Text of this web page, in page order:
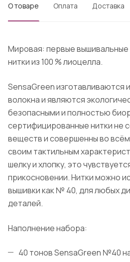
О товаре Оплата Доставка
Мировая: первые вышивальные
нитки из 100 % лиоцелла.
SensaGreen изготавливаются
волокна и являются
безопасными и полностью
сертифицированные нитки не
веществ и совершенны во
своим тактильным
шелку и хлопку, это
прикосновении. Нитки можно
вышивки как № 40, для любых
деталей.
Наполнение набора:
40 тонов SensaGreen №40